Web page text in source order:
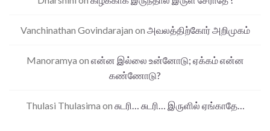
Vanchinathan Govindarajan on அவலத்திற்கோர் அறிமுகம்
Manoramya on என்ன இல்லை உன்னோடு; ஏக்கம் என்ன
கண்ணோடு?
Thulasi Thulasima on சுடரி… சுடரி… இருளில் ஏங்காதே…